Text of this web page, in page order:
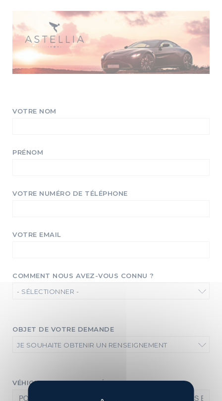
VOTRE NOM
PRÉNOM
VOTRE NUMÉRO DE TÉLÉPHONE
VOTRE EMAIL
COMMENT NOUS AVEZ-VOUS CONNU ?
- SÉLECTIONNER -
OBJET DE VOTRE DEMANDE
JE SOUHAITE OBTENIR UN RENSEIGNEMENT
VÉHICULE QUI VOUS INTÉRESSE